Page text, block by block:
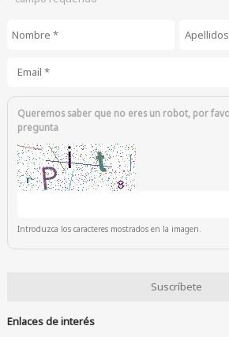
Queremos saber que no eres un robot, por
pregunta
Introduzca los caracteres mostrados en la imagen.
Enlaces de interés